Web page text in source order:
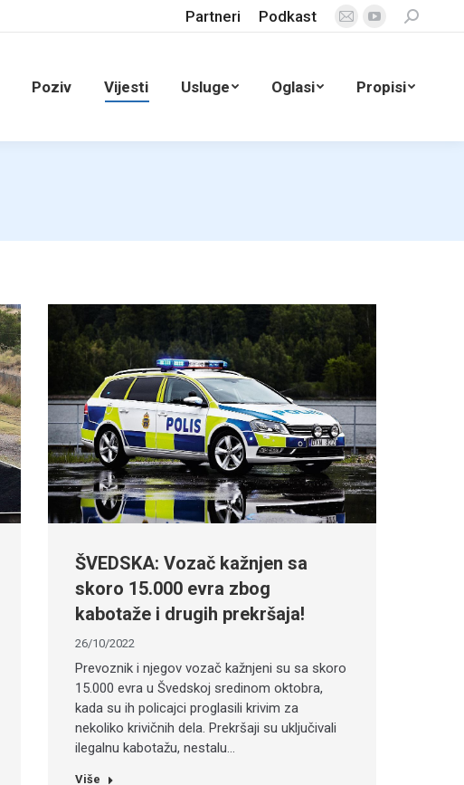
Partneri Podkast
Mail
window
YouTube
in
window
Search:
Poziv Vijesti Usluge Oglasi Propisi
ŠVEDSKA: Vozač kažnjen sa
skoro 15.000 evra zbog
kabotaže i drugih prekršaja!
26/10/2022
Prevoznik i njegov vozač kažnjeni su sa skoro
15.000 evra u Švedskoj sredinom oktobra,
kada su ih policajci proglasili krivim za
nekoliko krivičnih dela. Prekršaji su uključivali
ilegalnu kabotažu, nestalu…
Više